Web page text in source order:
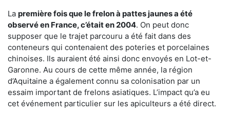
La première fois que le frelon à pattes jaunes a été
observé en France, c’était en 2004. On peut donc
supposer que le trajet parcouru a été fait dans des
conteneurs qui contenaient des poteries et porcelaines
chinoises. Ils auraient été ainsi donc envoyés en Lot-et-
Garonne. Au cours de cette même année, la région
d’Aquitaine a également connu sa colonisation par un
essaim important de frelons asiatiques. L’impact qu’a eu
cet événement particulier sur les apiculteurs a été direct.